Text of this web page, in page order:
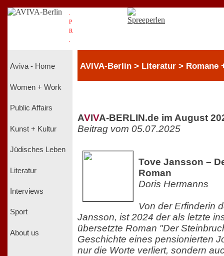
P
R
Aviva - Home
Women + Work
Public Affairs
Kunst + Kultur
Jüdisches Leben
Literatur
Interviews
Sport
About us
AVIVA-Berlin > Literatur > Romane
AVIVA-BERLIN.de im August
Beitrag vom 05.07.2025
Tove Jansson –
Roman
Doris Hermanns
Von der Erfinderin
Jansson, ist 2024 der als letzte
übersetzte Roman "Der
Geschichte eines pensionierten
nur die Worte verliert, sondern